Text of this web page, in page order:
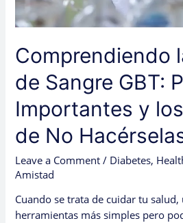
Comprendiendo
de Sangre GBT:
Importantes y
de No
Leave a Comment / Diabetes,
Amistad
Cuando se trata de cuidar tu salud,
herramientas más simples pero
y
los
de
Hacérselas
Cada
Año